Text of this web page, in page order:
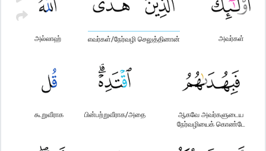
அவர்கள்
எவர்கள்/நேர்வழி செலுத்தினான்
அல்லாஹ்
ஆகவே அவர்களுடைய
நேர்வழியைக் கொண்டே
பின்பற்றுவீராக/அதை
கூறுவீராக